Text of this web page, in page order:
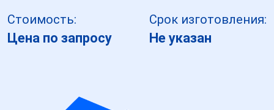
Стоимость:
Цена по запросу
Срок изготовления:
Не указан